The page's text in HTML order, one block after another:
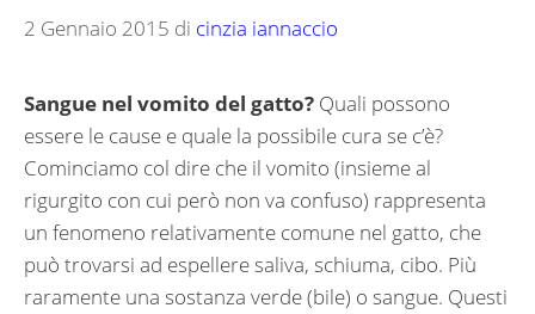
2 Gennaio 2015 di cinzia iannaccio
Sangue nel vomito del gatto? Quali possono
essere le cause e quale la possibile cura se c’è?
Cominciamo col dire che il vomito (insieme al
rigurgito con cui però non va confuso) rappresenta
un fenomeno relativamente comune nel gatto, che
può trovarsi ad espellere saliva, schiuma, cibo. Più
raramente una sostanza verde (bile) o sangue. Questi